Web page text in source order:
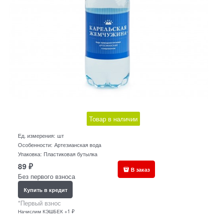
Товар в наличии
Ед. измерения: шт
Особенности: Артезианская вода
Упаковка: Пластиковая бутылка
89 ₽
Без первого взноса
Купить в кредит
*Первый взнос
Начислим КЭШБЕК +1 ₽
В заказ